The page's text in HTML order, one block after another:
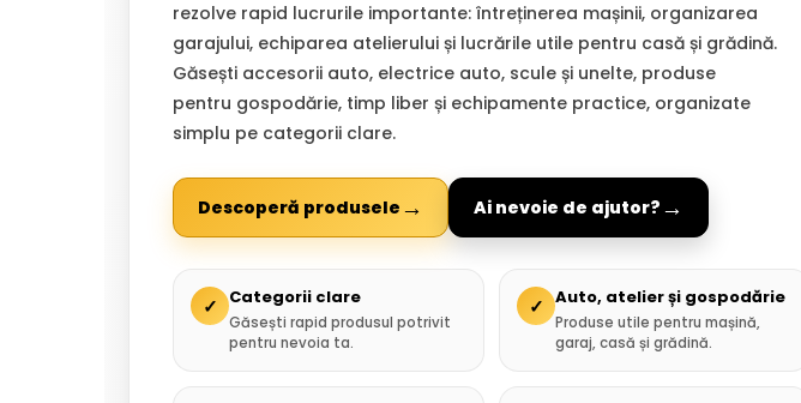
rezolve rapid lucrurile importante: întreținerea mașinii, organizarea
garajului, echiparea atelierului și lucrările utile pentru casă și grădină.
Găsești accesorii auto, electrice auto, scule și unelte, produse
pentru gospodărie, timp liber și echipamente practice, organizate
simplu pe categorii clare.
Descoperă produsele → Ai nevoie de ajutor? →
✓ Categorii clare
Găsești rapid produsul potrivit
pentru nevoia ta.
✓ Auto, atelier și gospodărie
Produse utile pentru mașină,
garaj, casă și grădină.